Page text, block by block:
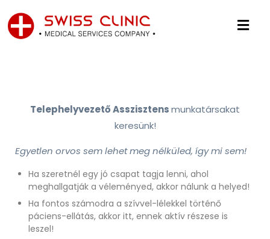
Telephelyvezető Asszisztensmunkatársakat
keresünk!
Egyetlen orvos sem lehet meg nélküled, így mi sem!
Ha szeretnél egy jó csapat tagja lenni, ahol
meghallgatják a véleményed, akkor nálunk a helyed!
Ha fontos számodra a szívvel-lélekkel történő
páciens-ellátás, akkor itt, ennek aktív részese is
leszel!